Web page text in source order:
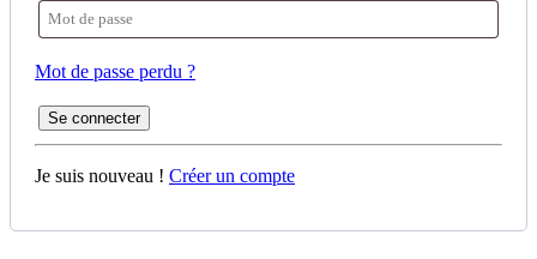
Mot de passe perdu ?
Se connecter
Je suis nouveau ! Créer un compte